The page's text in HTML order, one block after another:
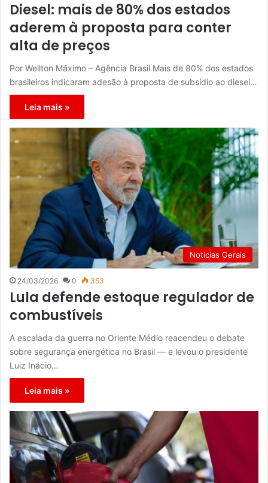
Diesel: mais de 80% dos estados
aderem à proposta para conter
alta de preços
Por Wellton Máximo – Agência Brasil Mais de 80% dos estados
brasileiros indicaram adesão à proposta de subsídio ao diesel…
Leia mais »
Notícias Gerais
24/03/2026 0 353
Lula defende estoque regulador de
combustíveis
A escalada da guerra no Oriente Médio reacendeu o debate
sobre segurança energética no Brasil — e levou o presidente
Luiz Inácio…
Leia mais »